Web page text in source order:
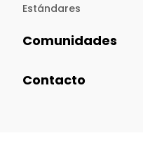
Estándares
Comunidades
Contacto